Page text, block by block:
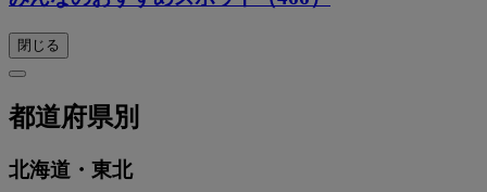
閉じる
都道府県別
北海道・東北